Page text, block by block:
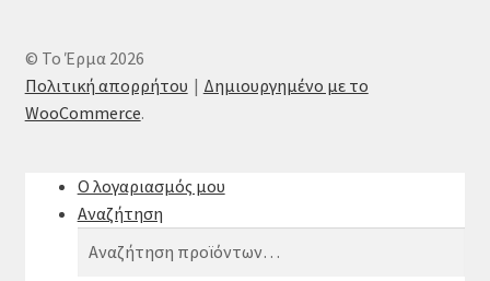
© Το Έρμα 2026
Πολιτική απορρήτου
Δημιουργημένο με το
WooCommerce.
Ο λογαριασμός μου
Αναζήτηση
Αναζήτηση
Αναζήτηση